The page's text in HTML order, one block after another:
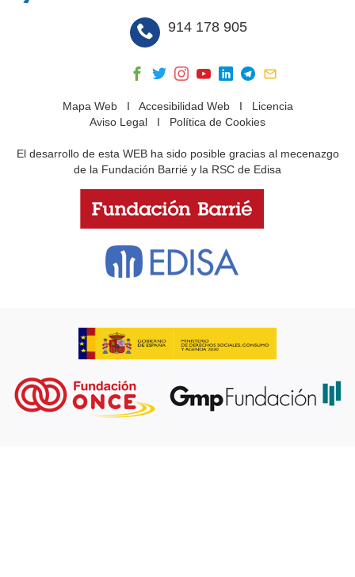
914 178 905
Mapa WebI Accesibilidad WebI Licencia
Aviso Legal I Política de Cookies
El desarrollo de esta WEB ha sido posible gracias al mecenazgo
de la Fundación Barrié y la RSC de Edisa